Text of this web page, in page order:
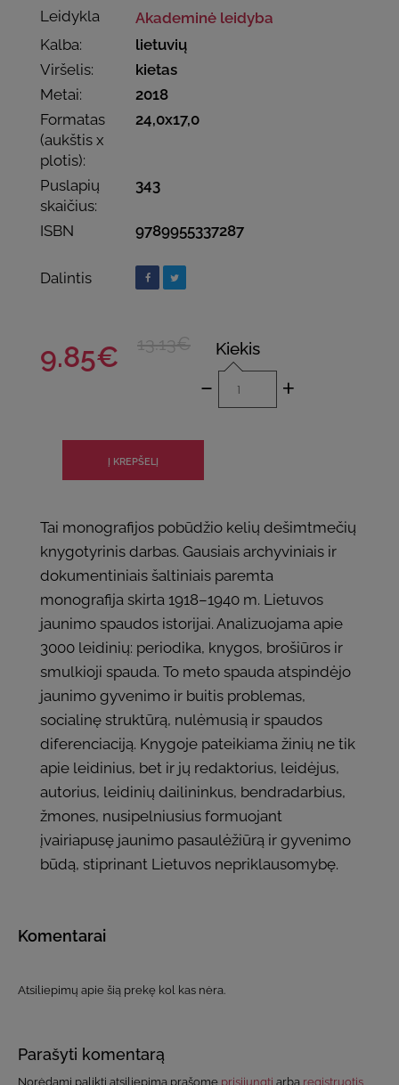
Leidykla
Akademinė leidyba
Kalba:
lietuvių
Viršelis:
kietas
Metai:
2018
Formatas
(aukštis x
plotis):
24,0x17,0
Puslapių
skaičius:
343
ISBN 9789955337287
Dalintis
9.85€ 13.13€ Kiekis
- +
Tai monografijos pobūdžio kelių dešimtmečių
knygotyrinis darbas. Gausiais archyviniais ir
dokumentiniais šaltiniais paremta
monografija skirta 1918–1940 m. Lietuvos
jaunimo spaudos istorijai. Analizuojama apie
3000 leidinių: periodika, knygos, brošiūros ir
smulkioji spauda. To meto spauda atspindėjo
jaunimo gyvenimo ir buitis problemas,
socialinę struktūrą, nulėmusią ir spaudos
diferenciaciją. Knygoje pateikiama žinių ne tik
apie leidinius, bet ir jų redaktorius, leidėjus,
autorius, leidinių dailininkus, bendradarbius,
žmones, nusipelniusius formuojant
įvairiapusę jaunimo pasaulėžiūrą ir gyvenimo
būdą, stiprinant Lietuvos nepriklausomybę.
Komentarai
Atsiliepimų apie šią prekę kol kas nėra.
Parašyti komentarą
Norėdami palikti atsiliepimą prašome prisijungti arba registruotis